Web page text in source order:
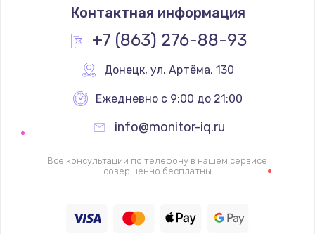
Заказать
Замена видеокарты
1600 руб.
Заказать
Ремонт цепей питания
2500 руб.
Заказать
Замена жесткого диска
Контактная информация
+7 (863) 276-88-93
Донецк, ул. Артёма, 130
Ежедневно с 9:00 до 21:00
info@monitor-iq.ru
Все консультации по телефону в нашем сервисе
совершенно бесплатны